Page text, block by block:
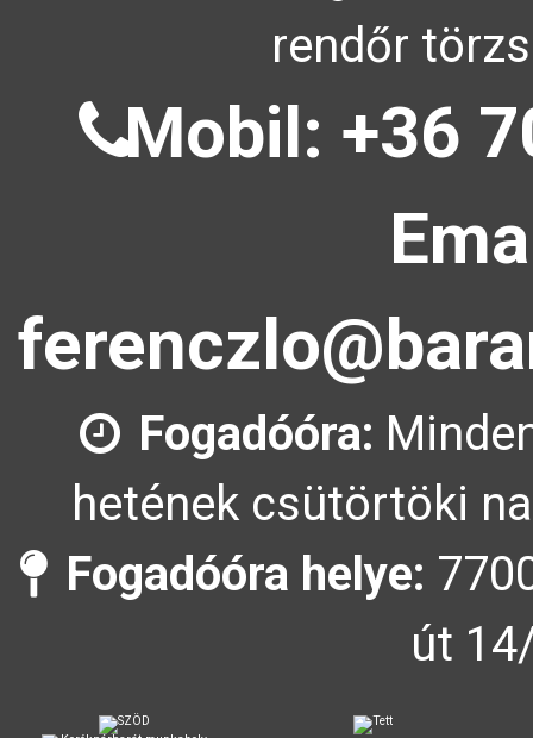
rendőr
Mobil: +36
Fogadóóra:
hetének csütörtöki
Fogadóóra helye:
út